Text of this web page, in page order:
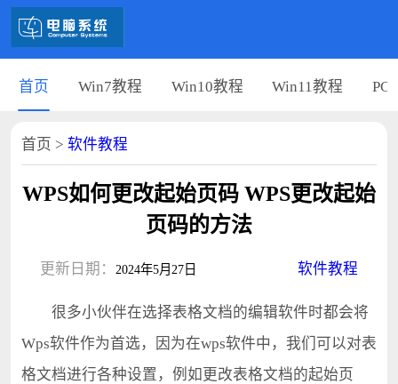
首页 Win7教程 Win10教程 Win11教程 PC
首页 > 软件教程
WPS如何更改起始页码 WPS更改起始
页码的方法
更新日期： 2024年5月27日 软件教程
很多小伙伴在选择表格文档的编辑软件时都会将
Wps软件作为首选，因为在wps软件中，我们可以对表
格文档进行各种设置，例如更改表格文档的起始页